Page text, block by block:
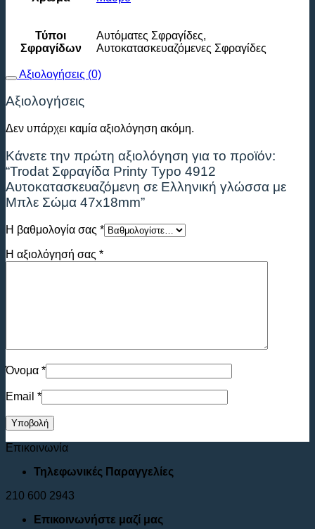
Τύποι
Σφραγίδων
Αυτόματες Σφραγίδες,
Αυτοκατασκευαζόμενες Σφραγίδες
Αξιολογήσεις (0)
Αξιολογήσεις
Δεν υπάρχει καμία αξιολόγηση ακόμη.
Κάνετε την πρώτη αξιολόγηση για το προϊόν:
“Trodat Σφραγίδα Printy Typo 4912
Αυτοκατασκευαζόμενη σε Ελληνική γλώσσα με
Μπλε Σώμα 47x18mm”
Η βαθμολογία σας *
Η αξιολόγησή σας *
Όνομα *
Email *
Επικοινωνία
Τηλεφωνικές Παραγγελίες
210 600 2943
Επικοινωνήστε μαζί μας